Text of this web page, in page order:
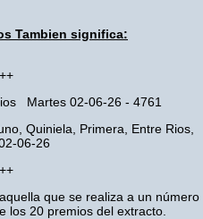
Tambien significa:
Martes 02-06-26 - 4761
Quiniela, Primera, Entre Rios,
06-26
que se realiza a un número
los 20 premios del extracto.